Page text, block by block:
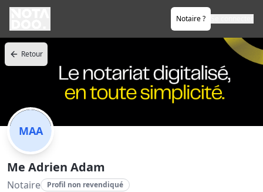
Notaire ?
Retour
MAA
Me Adrien Adam
Notaire Profil non revendiqué